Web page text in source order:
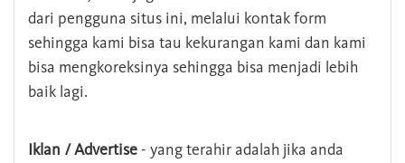
dari pengguna situs ini, melalui kontak form
sehingga kami bisa tau kekurangan kami dan kami
bisa mengkoreksinya sehingga bisa menjadi lebih
baik lagi.
Iklan / Advertise - yang terahir adalah jika anda